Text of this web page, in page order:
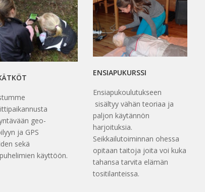
geo-
ja GPS
sekä
käyttöön.
ENSIAPUKURSSI
Ensiapukoulutukseen
sisältyy vähän teoriaa ja
paljon käytännön
harjoituksia.
Seikkailutoiminnan ohessa
opitaan taitoja joita voi kuka
tahansa tarvita elämän
tositilanteissa.